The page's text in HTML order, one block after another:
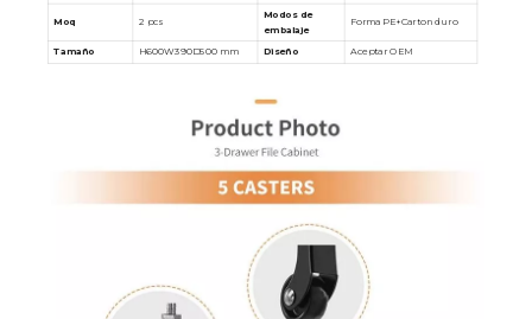
Moq 2 pcs
Modos de
embalaje
Forma PE+Carton duro
Tamaño H600W390D500 mm Diseño Aceptar OEM